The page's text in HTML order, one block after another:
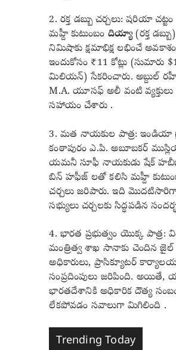
2. రక్త డబ్బు చర్చలు: షరియా చట్టం
మహ్దీ కుటుంబం దియ్యా(రక్త
నిమిషాకు క్షమాభిక్ష లభించే
ఇందుకోసం ₹11 కోట్లు (సుమారు
మిలియన్) సేకరించారు. అబ్దుల్
M.A. యూసఫ్ అలీ వంటి
సహాయం చేశారు .
3. మత నాయకుల పాత్ర: ఇండియా
కంఠాపురం ఎ.పి. అబూబకర్
యమనీ సూఫీ నాయకుడు షేక్
బిన్ హఫీజ్ లతో కలిసి మహ్దీ
చర్చలు జరిపారు. ఇది మొదటిసారిగా
సభ్యులు చర్చలకు సిద్ధపడిన
4. భారత ప్రభుత్వం యొక్క పాత్ర:
మంత్రిత్వ శాఖ సానాకు చెందిన జైల్
అధికారులు, ప్రాసిక్యూటర్
సంప్రదింపులు జరిపింది. అయితే,
భారతదేశానికి అధికారిక దౌత్య
లేకపోవడం సవాలుగా మిగిలింది .
Trending Today